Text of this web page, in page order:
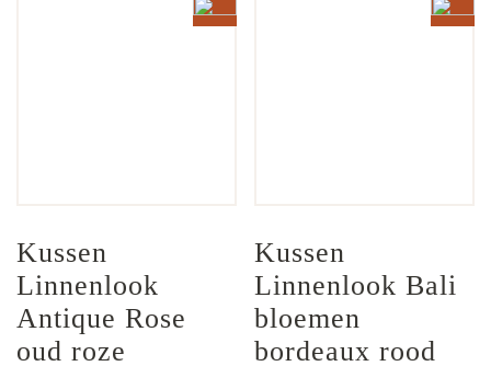
Kussen
Linnenlook
Antique Rose
oud roze
Kussen
Linnenlook Bali
bloemen
bordeaux rood